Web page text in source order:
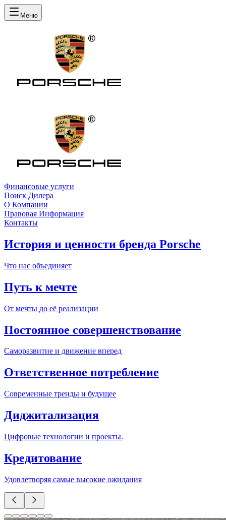
Меню
Финансовые услуги
Поиск Дилера
О Компании
Правовая Информация
Контакты
История и ценности бренда Porsche
Что нас объединяет
Путь к мечте
От мечты до её реализации
Постоянное совершенствование
Саморазвитие и движение вперед
Ответственное потребление
Современные тренды и будущее
Диджитализация
Цифровые технологии и проекты.
Кредитование
Удовлетворяя самые высокие ожидания